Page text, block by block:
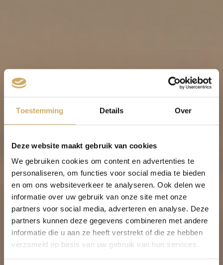
Toestemming Details Over
Deze website maakt gebruik van cookies
We gebruiken cookies om content en advertenties te
personaliseren, om functies voor social media te bieden
en om ons websiteverkeer te analyseren. Ook delen we
informatie over uw gebruik van onze site met onze
partners voor social media, adverteren en analyse. Deze
partners kunnen deze gegevens combineren met andere
informatie die u aan ze heeft verstrekt of die ze hebben
verzameld op basis van uw gebruik van hun services.
Veelgestelde